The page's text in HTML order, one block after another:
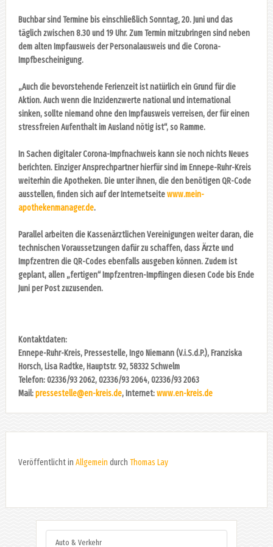
Buchbar sind Termine bis einschließlich Sonntag, 20. Juni und das
täglich zwischen 8.30 und 19 Uhr. Zum Termin mitzubringen sind neben
dem alten Impfausweis der Personalausweis und die Corona-
Impfbescheinigung.
„Auch die bevorstehende Ferienzeit ist natürlich ein Grund für die
Aktion. Auch wenn die Inzidenzwerte national und international
sinken, sollte niemand ohne den Impfausweis verreisen, der für einen
stressfreien Aufenthalt im Ausland nötig ist“, so Ramme.
In Sachen digitaler Corona-Impfnachweis kann sie noch nichts Neues
berichten. Einziger Ansprechpartner hierfür sind im Ennepe-Ruhr-Kreis
weiterhin die Apotheken. Die unter ihnen, die den benötigen QR-Code
ausstellen, finden sich auf der Internetseitewww.mein-
apothekenmanager.de.
Parallel arbeiten die Kassenärztlichen Vereinigungen weiter daran, die
technischen Voraussetzungen dafür zu schaffen, dass Ärzte und
Impfzentren die QR-Codes ebenfalls ausgeben können. Zudem ist
geplant, allen „fertigen“ Impfzentren-Impflingen diesen Code bis Ende
Juni per Post zuzusenden.
Kontaktdaten:
Ennepe-Ruhr-Kreis, Pressestelle, Ingo Niemann (V.i.S.d.P.), Franziska
Horsch, Lisa Radtke, Hauptstr. 92, 58332 Schwelm
Telefon: 02336/93 2062, 02336/93 2064, 02336/93 2063
Mail:pressestelle@en-kreis.de, Internet:www.en-kreis.de
Veröffentlicht in Allgemein durch Thomas Lay
Auto & Verkehr